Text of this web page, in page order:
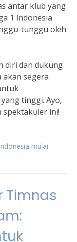
antar klub yang
1 Indonesia
tunggu oleh
diri dan dukung
akan segera
tinggi. Ayo,
spektakuler ini!
mulai
Timnas